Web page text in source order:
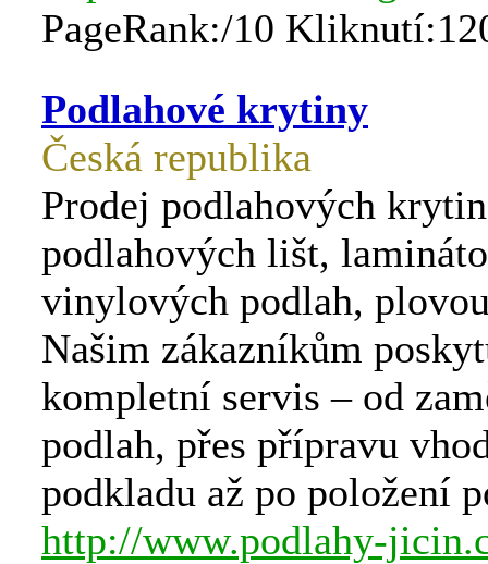
PageRank:/10
Podlahové krytiny
Česká republika
Prodej podlahových
podlahových lišt,
vinylových podlah,
Našim zákazníkům
kompletní servis – od
podlah, přes přípravu
podkladu až po položení
http://www.podlahy-